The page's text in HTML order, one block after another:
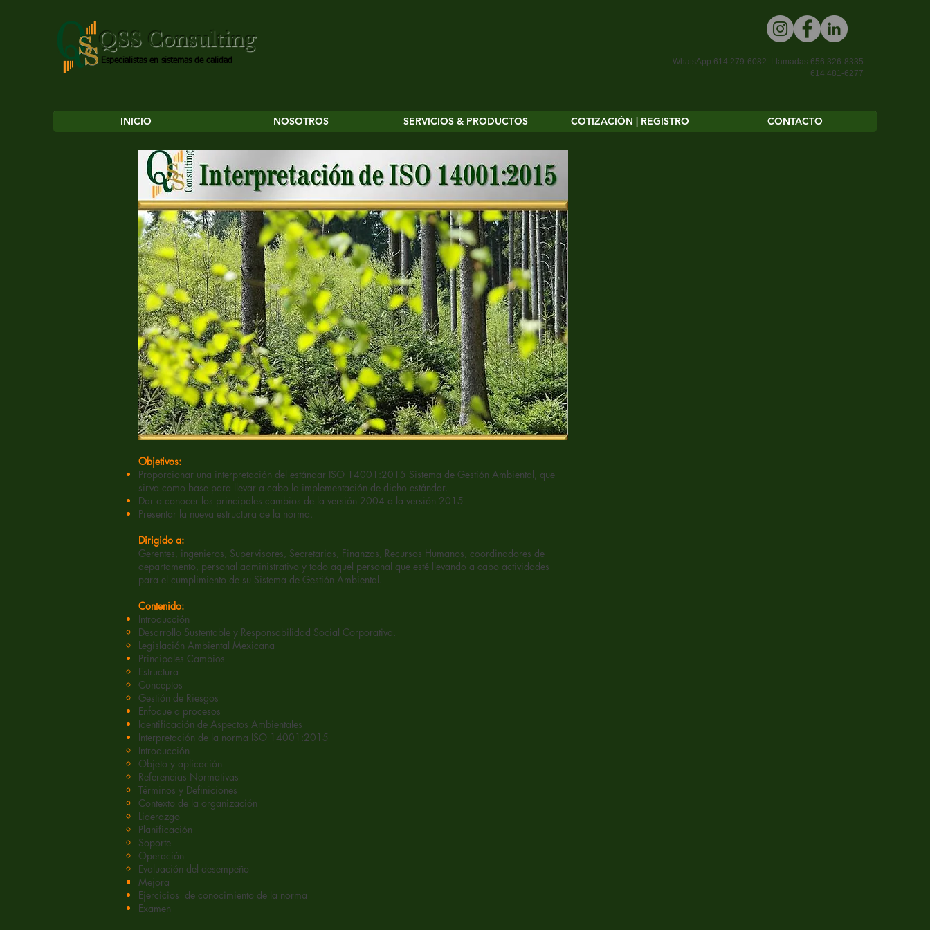
QSS Consulting
Especialistas en sistemas de calidad WhatsApp 614 279-6082. Llamadas 656 326-8335
614 481-6277
INICIO NOSOTROS SERVICIOS & PRODUCTOS COTIZACIÓN | REGISTRO CONTACTO
Objetivos:
Proporcionar una interpretación del estándar ISO 14001:2015 Sistema de Gestión Ambiental, que
sirva como base para llevar a cabo la implementación de dicho estándar.
Dar a conocer los principales cambios de la versión 2004 a la versión 2015
Presentar la nueva estructura de la norma.
Dirigido a:
Gerentes, ingenieros, Supervisores, Secretarias, Finanzas, Recursos Humanos, coordinadores de
departamento, personal administrativo y todo aquel personal que esté llevando a cabo actividades
para el cumplimiento de su Sistema de Gestión Ambiental.
Contenido:
Introducción
Desarrollo Sustentable y Responsabilidad Social Corporativa.
Legislación Ambiental Mexicana
Principales Cambios
Estructura
Conceptos
Gestión de Riesgos
Enfoque a procesos
Identificación de Aspectos Ambientales
Interpretación de la norma ISO 14001:2015
Introducción
Objeto y aplicación
Referencias Normativas
Términos y Definiciones
Contexto de la organización
Liderazgo
Planificación
Soporte
Operación
Evaluación del desempeño
Mejora
Ejercicios de conocimiento de la norma
Examen